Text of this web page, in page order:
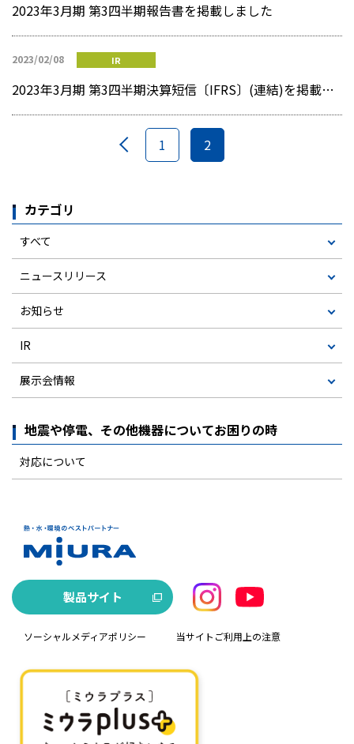
2023年3月期 第3四半期報告書を掲載しました
2023/02/08 IR
2023年3月期 第3四半期決算短信〔IFRS〕(連結)を掲載しました
1 2
カテゴリ
すべて
ニュースリリース
お知らせ
IR
展示会情報
地震や停電、その他機器についてお困りの時
対応について
製品サイト
ソーシャルメディアポリシー 当サイトご利用上の注意